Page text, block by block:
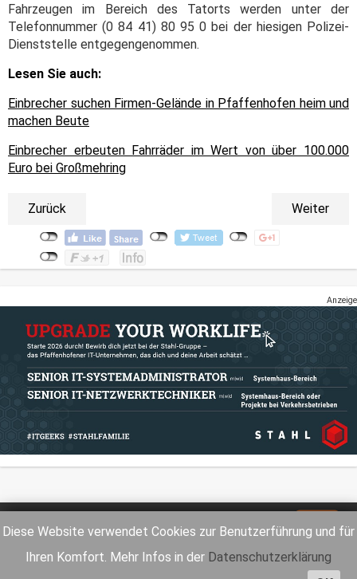
Diese Website verwendet Cookies zur Benutzerführung und für
Ihren Komfort. Mehr Infos in der Datenschutzerklärung
Fahrzeugen im Bereich des Tatorts werden unter der
Telefonnummer (0 84 41) 80 95 0 bei der hiesigen Polizei-
Dienststelle entgegengenommen.
Lesen Sie auch:
Einbrecher suchen Firmen-Gelände in Pfaffenhofen heim und
machen Beute
Einbrecher erbeuten Fahrräder im Wert von über 100.000
Euro bei Großmehring
Zurück Weiter
Anzeige